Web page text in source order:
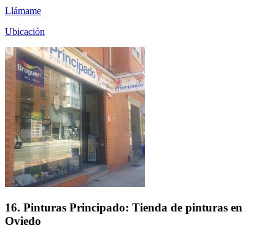
Llámame
Ubicación
16. Pinturas Principado: Tienda de pinturas en
Oviedo